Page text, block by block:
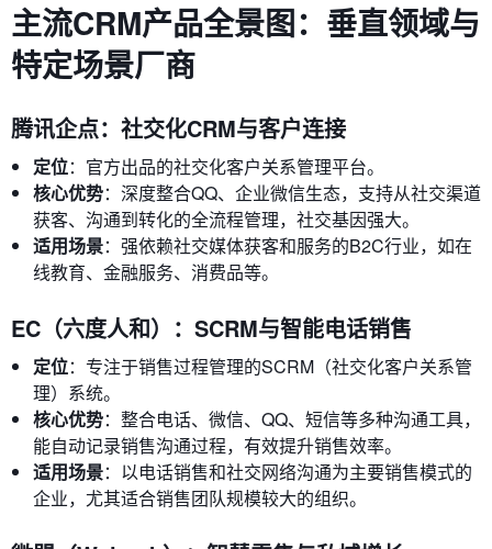
主流CRM产品全景图：垂直领域与
特定场景厂商
腾讯企点：社交化CRM与客户连接
定位：官方出品的社交化客户关系管理平台。
核心优势：深度整合QQ、企业微信生态，支持从社交渠道
获客、沟通到转化的全流程管理，社交基因强大。
适用场景：强依赖社交媒体获客和服务的B2C行业，如在
线教育、金融服务、消费品等。
EC（六度人和）：SCRM与智能电话销售
定位：专注于销售过程管理的SCRM（社交化客户关系管
理）系统。
核心优势：整合电话、微信、QQ、短信等多种沟通工具，
能自动记录销售沟通过程，有效提升销售效率。
适用场景：以电话销售和社交网络沟通为主要销售模式的
企业，尤其适合销售团队规模较大的组织。